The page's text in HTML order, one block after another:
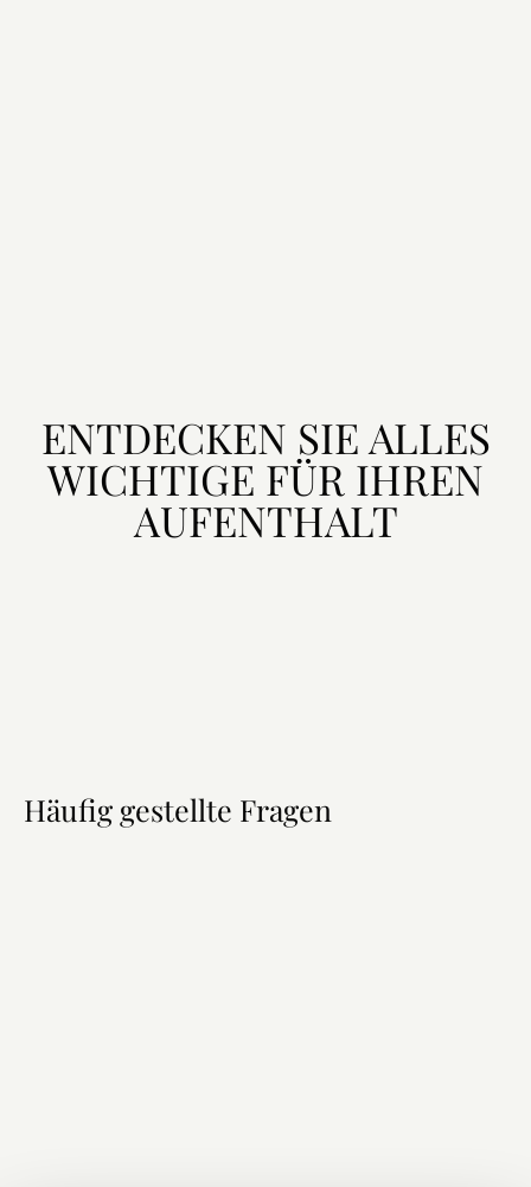
ENTDECKEN SIE ALLES
WICHTIGE FÜR IHREN
AUFENTHALT
Häufig gestellte Fragen